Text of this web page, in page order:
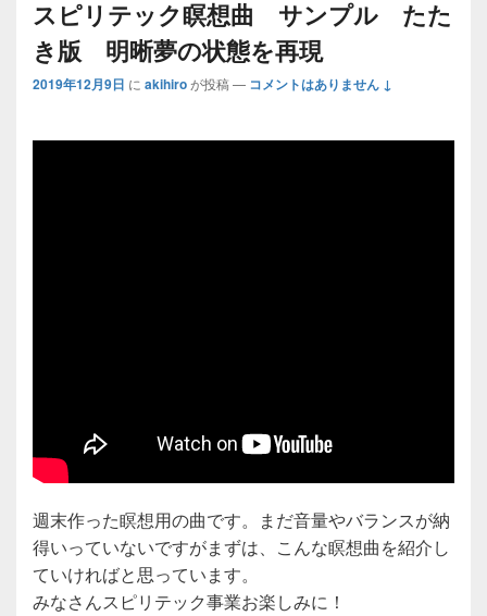
スピリテック瞑想曲 サンプル たた
き版 明晰夢の状態を再現
2019年12月9日 に akihiroが投稿 — コメントはありません ↓
週末作った瞑想用の曲です。まだ音量やバランスが納
得いっていないですがまずは、こんな瞑想曲を紹介し
ていければと思っています。
みなさんスピリテック事業お楽しみに！